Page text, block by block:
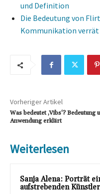
und Definition
Die Bedeutung von
Kommunikation verrät
Vorheriger Artikel
Was bedeutet ‚Vibs‘? Bedeutung
Anwendung erklärt
Weiterlesen
Sanja Alena: Porträt
aufstrebenden